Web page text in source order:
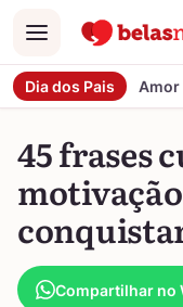
Menu
Dia dos Pais Amor
45 frases
Compartilhar no